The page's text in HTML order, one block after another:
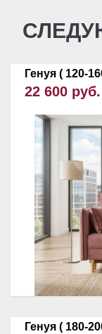
Генуя ( 120-
22 600 руб.
Генуя ( 180-